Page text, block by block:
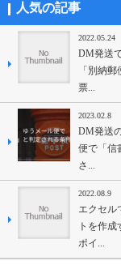
人気の記事
2022.05.24
DM発送
「別納
票...
2023.02.8
DM発送
便で「信
さ...
2022.08.9
エクセル
トを作
ポイ...